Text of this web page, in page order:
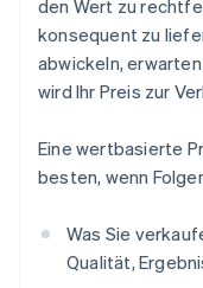
den Wert zu
konsequent zu
abwickeln,
wird Ihr Preis zur
Eine wertbasierte
besten, wenn
Was Sie
Qualität,